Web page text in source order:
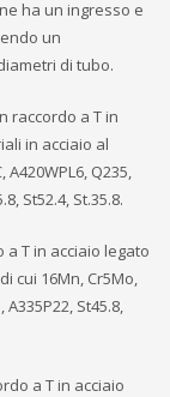
ha un ingresso e
un
di tubo.
raccordo a T in
in acciaio al
A420WPL6, Q235,
St52.4, St.35.8.
a T in acciaio legato
cui 16Mn, Cr5Mo,
A335P22, St45.8,
a T in acciaio